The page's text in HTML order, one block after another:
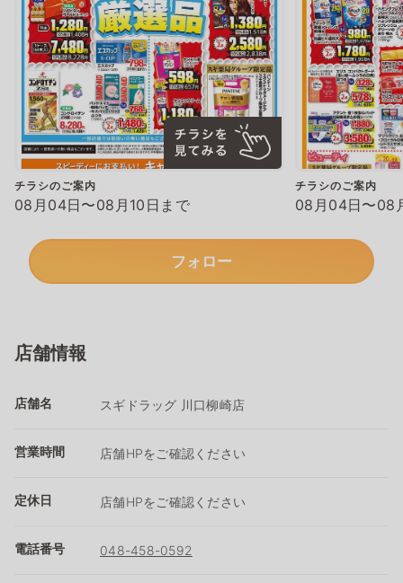
チラシのご案内
08月04日〜08月10日まで
チラシのご案内
08月04日〜08
フォロー
店舗情報
店舗名 スギドラッグ 川口柳崎店
営業時間 店舗HPをご確認ください
定休日 店舗HPをご確認ください
電話番号 048-458-0592